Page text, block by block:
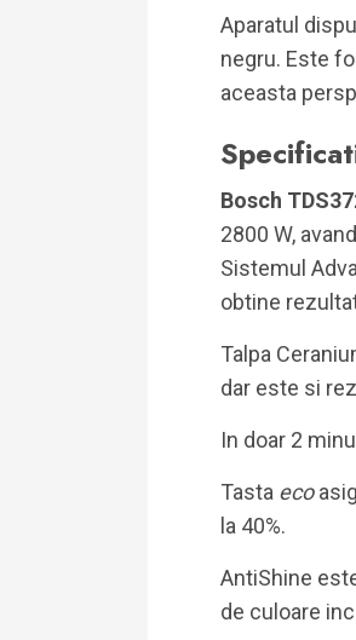
Aparatul
negru. Este
aceasta
Bosch
2800 W,
Sistemul
obtine
Talpa
dar este si
In doar 2
Tasta eco
la 40%.
AntiShine
de culoare